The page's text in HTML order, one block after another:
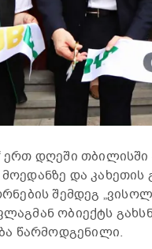
ერთ დღეში
და კახეთის
შემდეგ
ობიექტს
წარმოდგენილი.